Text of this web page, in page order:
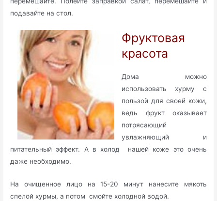
подавайте на стол.
Фруктовая
красота
Дома можно
использовать хурму с
пользой для своей кожи,
ведь фрукт оказывает
потрясающий
увлажняющий и
питательный эффект. А в холод нашей коже это очень
даже необходимо.
На очищенное лицо на 15-20 минут нанесите мякоть
спелой хурмы, а потом смойте холодной водой.